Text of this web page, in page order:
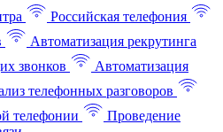
Российская телефония
Автоматизация рекрутинга
звонков
Автоматизация
телефонных разговоров
телефонии
Проведение